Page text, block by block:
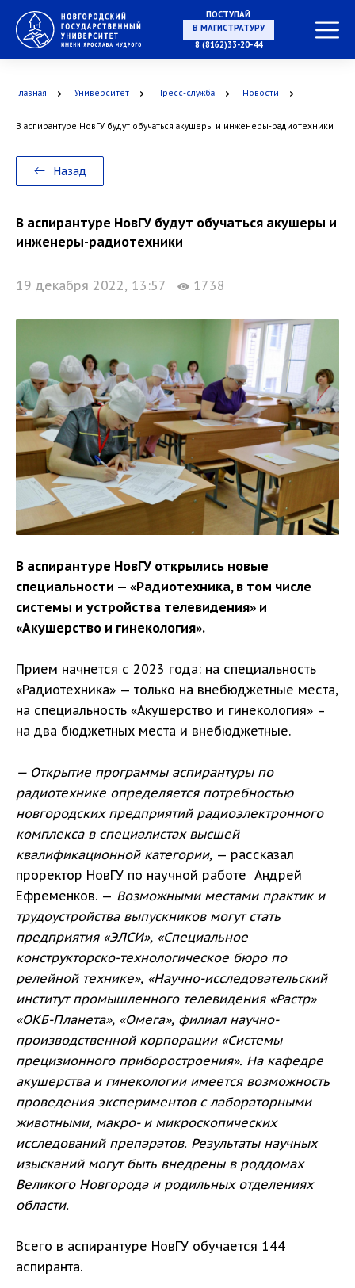
ПОСТУПАЙ
В МАГИСТРАТУРУ
8 (8162)33-20-44
Главная Университет Пресс-служба Новости
В аспирантуре НовГУ будут обучаться акушеры и инженеры-радиотехники
Назад
В аспирантуре НовГУ будут обучаться акушеры и
инженеры-радиотехники
19 декабря 2022, 13:57 1738
В аспирантуре НовГУ открылись новые
специальности — «Радиотехника, в том числе
системы и устройства телевидения» и
«Акушерство и гинекология».
Прием начнется с 2023 года: на специальность
«Радиотехника» — только на внебюджетные места,
на специальность «Акушерство и гинекология» –
на два бюджетных места и внебюджетные.
— Открытие программы аспирантуры по
радиотехнике определяется потребностью
новгородских предприятий радиоэлектронного
комплекса в специалистах высшей
квалификационной категории, — рассказал
проректор НовГУ по научной работе Андрей
Ефременков. — Возможными местами практик и
трудоустройства выпускников могут стать
предприятия «ЭЛСИ», «Специальное
конструкторско-технологическое бюро по
релейной технике», «Научно-исследовательский
институт промышленного телевидения «Растр»
«ОКБ-Планета», «Омега», филиал научно-
производственной корпорации «Системы
прецизионного приборостроения». На кафедре
акушерства и гинекологии имеется возможность
проведения экспериментов с лабораторными
животными, макро- и микроскопических
исследований препаратов. Результаты научных
изысканий могут быть внедрены в роддомах
Великого Новгорода и родильных отделениях
области.
Всего в аспирантуре НовГУ обучается 144
аспиранта.